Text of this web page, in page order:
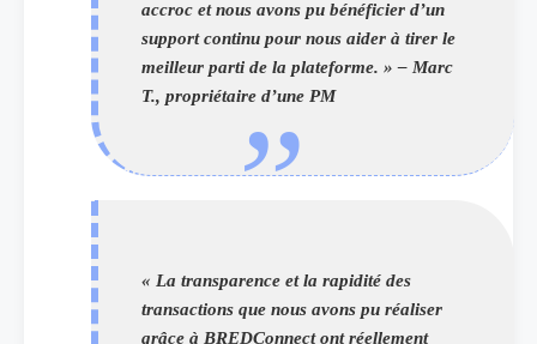
accroc et nous avons pu bénéficier d’un
support continu pour nous aider à tirer le
meilleur parti de la plateforme. » – Marc
T., propriétaire d’une PM
« La transparence et la rapidité des
transactions que nous avons pu réaliser
grâce à BREDConnect ont réellement